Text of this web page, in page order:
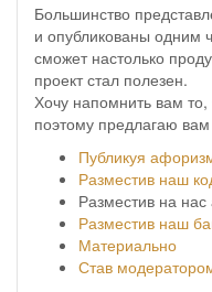
Большинство
и опубликованы одним
сможет настолько
проект стал полезен.
Хочу напомнить вам то,
поэтому предлагаю
Публикуя
Разместив наш
Разместив на
Разместив наш
Материально
Став